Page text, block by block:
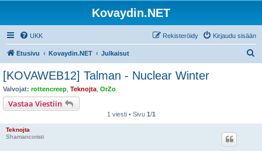
Kovaydin.NET
UKK Kirjaudu sisään
Rekisteröidy
Etusivu Kovaydin.NET Julkaisut
[KOVAWEB12] Talman - Nuclear Winter
Valvojat: rottencreep Teknojta OrZo
Vastaa Viestiin
1 viesti • Sivu 1/1
Teknojta
Shamancoristi